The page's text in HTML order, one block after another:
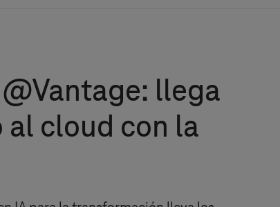
@Vantage: llega
al cloud con la